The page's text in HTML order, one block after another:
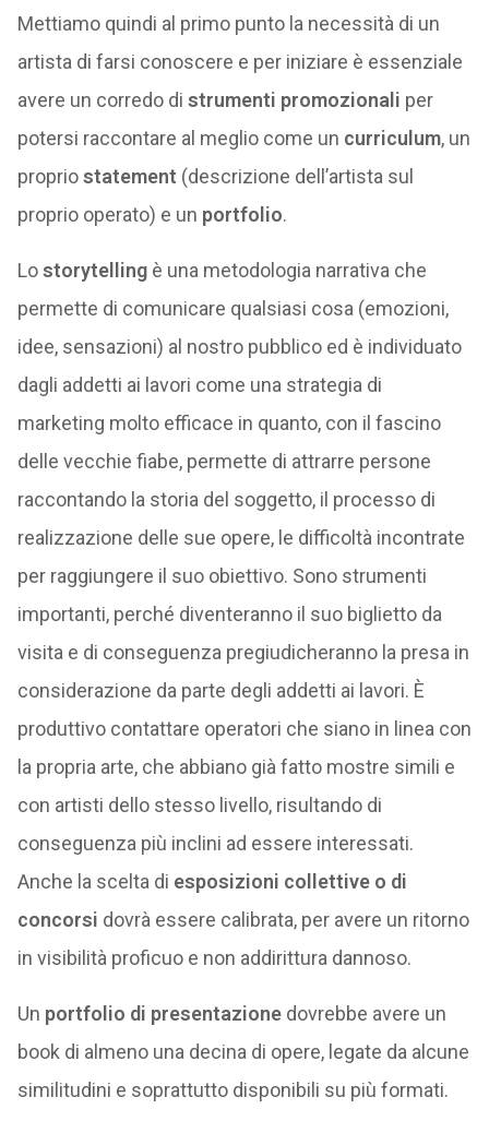
Mettiamo quindi al primo punto la necessità di un
artista di farsi conoscere e per iniziare è essenziale
avere un corredo di strumenti promozionali per
potersi raccontare al meglio come un curriculum, un
propriostatement (descrizione dell’artista sul
proprio operato) e un portfolio.
Lostorytellingè una metodologia narrativa che
permette di comunicare qualsiasi cosa (emozioni,
idee, sensazioni) al nostro pubblico ed è individuato
dagli addetti ai lavori come una strategia di
marketing molto efficace in quanto, con il fascino
delle vecchie fiabe, permette di attrarre persone
raccontando la storia del soggetto, il processo di
realizzazione delle sue opere, le difficoltà incontrate
per raggiungere il suo obiettivo. Sono strumenti
importanti, perché diventeranno il suo biglietto da
visita e di conseguenza pregiudicheranno la presa in
considerazione da parte degli addetti ai lavori. È
produttivo contattare operatori che siano in linea con
la propria arte, che abbiano già fatto mostre simili e
con artisti dello stesso livello, risultando di
conseguenza più inclini ad essere interessati.
Anche la scelta di esposizioni collettive o di
concorsi dovrà essere calibrata, per avere un ritorno
in visibilità proficuo e non addirittura dannoso.
Un portfolio di presentazionedovrebbe avere un
book di almeno una decina di opere, legate da alcune
similitudini e soprattutto disponibili su più formati.